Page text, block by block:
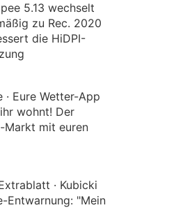
5.13 wechselt
zu Rec. 2020
die HiDPI-
· Eure Wetter-App
wohnt! Der
Markt mit euren
· Kubicki
Entwarnung: "Mein